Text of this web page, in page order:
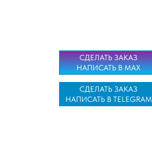
СДЕЛАТЬ ЗАКАЗ
НАПИСАТЬ В MAX
СДЕЛАТЬ ЗАКАЗ
НАПИСАТЬ В TELEGRAM